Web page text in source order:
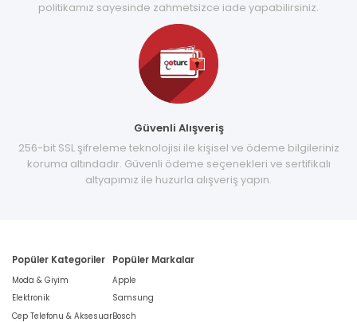
politikamız sayesinde zahmetsizce iade yapabilirsiniz.
Güvenli Alışveriş
256-bit SSL şifreleme teknolojisi ile kişisel ve ödeme bilgileriniz
koruma altındadır. Güvenli ödeme seçenekleri ve sertifikalı
altyapımız ile huzurla alışveriş yapın.
Popüler Kategoriler
Moda & Giyim
Elektronik
Cep Telefonu & Aksesuar
Popüler Markalar
Apple
Samsung
Bosch